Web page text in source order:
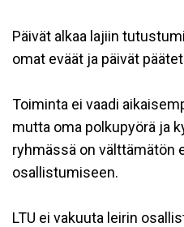
Päivät alkaa lajiin
omat eväät ja päivät
Toiminta ei vaadi
mutta oma polkupyörä ja
ryhmässä on välttämätön
osallistumiseen.
LTU ei vakuuta leirin